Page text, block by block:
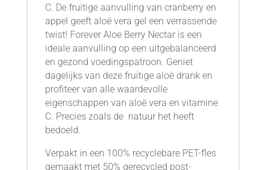
C. De fruitige aanvulling van cranberry en
appel geeft aloë vera gel een verrassende
twist! Forever Aloe Berry Nectar is een
ideale aanvulling op een uitgebalanceerd
en gezond voedingspatroon. Geniet
dagelijks van deze fruitige aloë drank en
profiteer van alle waardevolle
eigenschappen van aloë vera en vitamine
C. Precies zoals de natuur het heeft
bedoeld.
Verpakt in een 100% recyclebare PET-fles
gemaakt met 50% gerecycled post-